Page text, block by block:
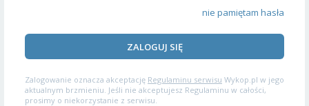
nie pamiętam hasła
ZALOGUJ SIĘ
Zalogowanie oznacza akceptację Regulaminu serwisu Wykop.pl w jego
aktualnym brzmieniu. Jeśli nie akceptujesz Regulaminu w całości,
prosimy o niekorzystanie z serwisu.